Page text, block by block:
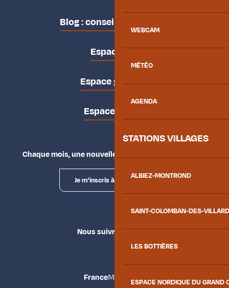
WEBCAM
MÉTÉO
AGENDA
STATIONS VILLAGES
ALBIEZ-MONTROND
SAINT-COLOMBAN-DES-
LES BOTTIÈRES
ESPACE NORDIQUE DU GRAND
Blog : conseils des locaux
Espace pro
Espace groupes
Espace presse
Chaque mois, une nouvelle façon d'explorer la vallée.
Je m'inscris à la newsletter
Nous suivre
FranceMaurienne